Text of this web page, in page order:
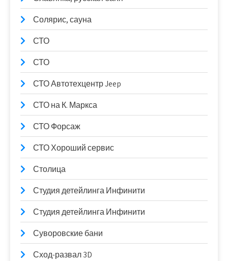
Солярис, сауна
СТО
СТО
СТО Автотехцентр Jeep
СТО на К. Маркса
СТО Форсаж
СТО Хороший сервис
Столица
Студия детейлинга Инфинити
Студия детейлинга Инфинити
Суворовские бани
Сход-развал 3D